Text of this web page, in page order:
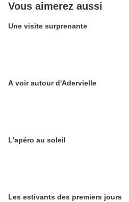
Vous aimerez aussi
Une visite surprenante
A voir autour d'Adervielle
L'apéro au soleil
Les estivants des premiers jours